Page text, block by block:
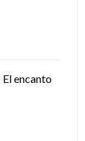
encanto